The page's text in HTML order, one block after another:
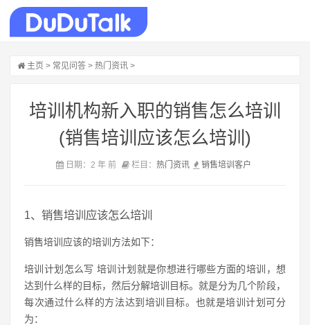
主页 > 常见问答 > 热门资讯 >
培训机构新入职的销售怎么培训
(销售培训应该怎么培训)
日期：2 年 前 栏目： 热门资讯 销售培训 客户
1、销售培训应该怎么培训
销售培训应该的培训方法如下：
培训计划怎么写 培训计划就是你想进行哪些方面的培训，想
达到什么样的目标，然后分解培训目标。就是分为几个阶段，
每次通过什么样的方法达到培训目标。也就是培训计划可分
为：